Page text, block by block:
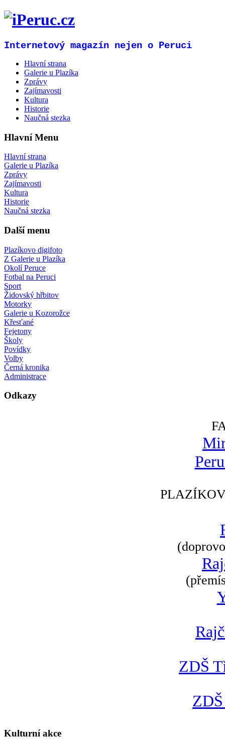
Internetový magazín nejen o Peruci
Hlavní strana
Galerie u Plazíka
Zprávy
Zajímavosti
Kultura
Historie
Naučná stezka
Hlavní Menu
Hlavní strana
Galerie u Plazíka
Zprávy
Zajímavosti
Kultura
Historie
Naučná stezka
Další menu
Plazíkovo digifoto
Z Galerie u Plazíka
Okolí Peruce
Fotbal na Peruci
Sport
Židovský hřbitov
Motorky
Galerie u Kozorožce
Křesťané
Fejetony
Školy
Povídky
Volby
Černá kronika
Administrace
Odkazy
ZDŠ
Kulturní akce